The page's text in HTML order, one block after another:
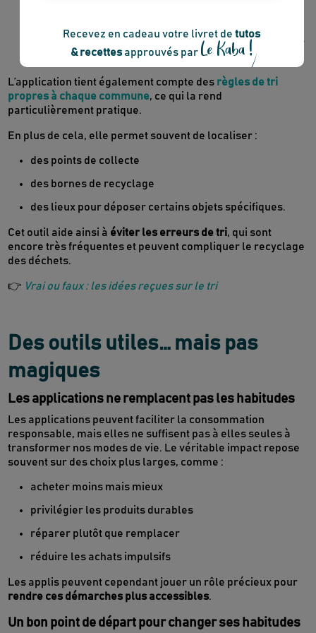
parfois des alternatives pour le recycler ou le déposer
L’application tient également compte des règles de tri
propres à chaque commune, ce qui la rend
particulièrement pratique.
En plus de cela, elle permet souvent de localiser :
des points de collecte
des bornes de recyclage
des lieux pour déposer certains objets spécifiques.
Cet outil aide ainsi à éviter les erreurs de tri, qui sont
encore très fréquentes et peuvent compliquer le recyclage
des déchets.
👉 Vrai ou faux : les idées reçues sur le tri
Des outils utiles… mais pas
magiques
Les applications ne remplacent pas les habitudes
Les applications peuvent faciliter la consommation
responsable, mais elles ne suffisent pas à elles seules à
transformer nos modes de vie. Le véritable impact repose
souvent sur des choix plus larges, comme :
acheter moins mais mieux
privilégier les produits durables
réparer plutôt que remplacer
réduire les achats impulsifs
Les applis peuvent cependant jouer un rôle précieux pour
rendre ces démarches plus accessibles.
Un bon point de départ pour changer ses habitudes